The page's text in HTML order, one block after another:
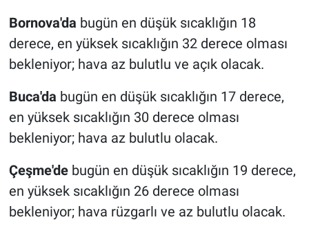
Bornova'da bugün en düşük sıcaklığın 18
derece, en yüksek sıcaklığın 32 derece olması
bekleniyor; hava az bulutlu ve açık olacak.
Buca'da bugün en düşük sıcaklığın 17 derece,
en yüksek sıcaklığın 30 derece olması
bekleniyor; hava az bulutlu olacak.
Çeşme'debugün en düşük sıcaklığın 19 derece,
en yüksek sıcaklığın 26 derece olması
bekleniyor; hava rüzgarlı ve az bulutlu olacak.